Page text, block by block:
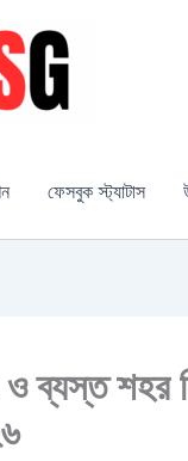
ফেসবুক স্ট্যাটাস
ব্যস্ত শহর